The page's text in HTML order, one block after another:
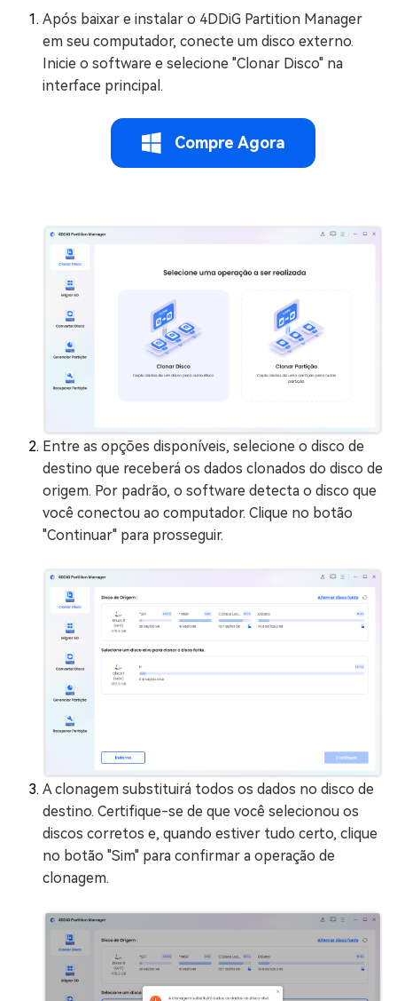
Após baixar e instalar o 4DDiG Partition Manager
em seu computador, conecte um disco externo.
Inicie o software e selecione "Clonar Disco" na
interface principal.
Compre Agora
Entre as opções disponíveis, selecione o disco de
destino que receberá os dados clonados do disco de
origem. Por padrão, o software detecta o disco que
você conectou ao computador. Clique no botão
"Continuar" para prosseguir.
A clonagem substituirá todos os dados no disco de
destino. Certifique-se de que você selecionou os
discos corretos e, quando estiver tudo certo, clique
no botão "Sim" para confirmar a operação de
clonagem.